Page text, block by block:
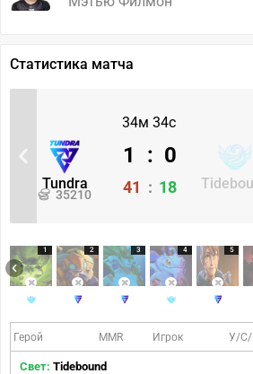
Статистика матча
34м 34с
Tundra
35210
1 : 0
41 : 18
1 2 3 4 5
Герой MMR Игрок У/
Свет: Tidebound